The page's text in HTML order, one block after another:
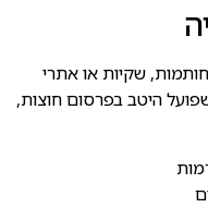
שקיות או אתרי
היטב בפרסום חוצות,